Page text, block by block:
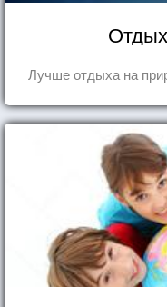
Лучше отдыха на